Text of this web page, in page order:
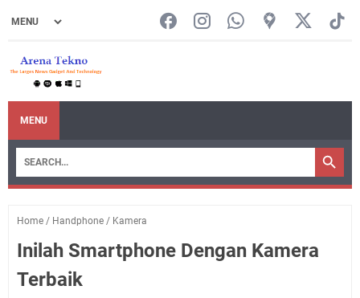
MENU
Home / Handphone / Kamera
Inilah Smartphone Dengan Kamera
Terbaik